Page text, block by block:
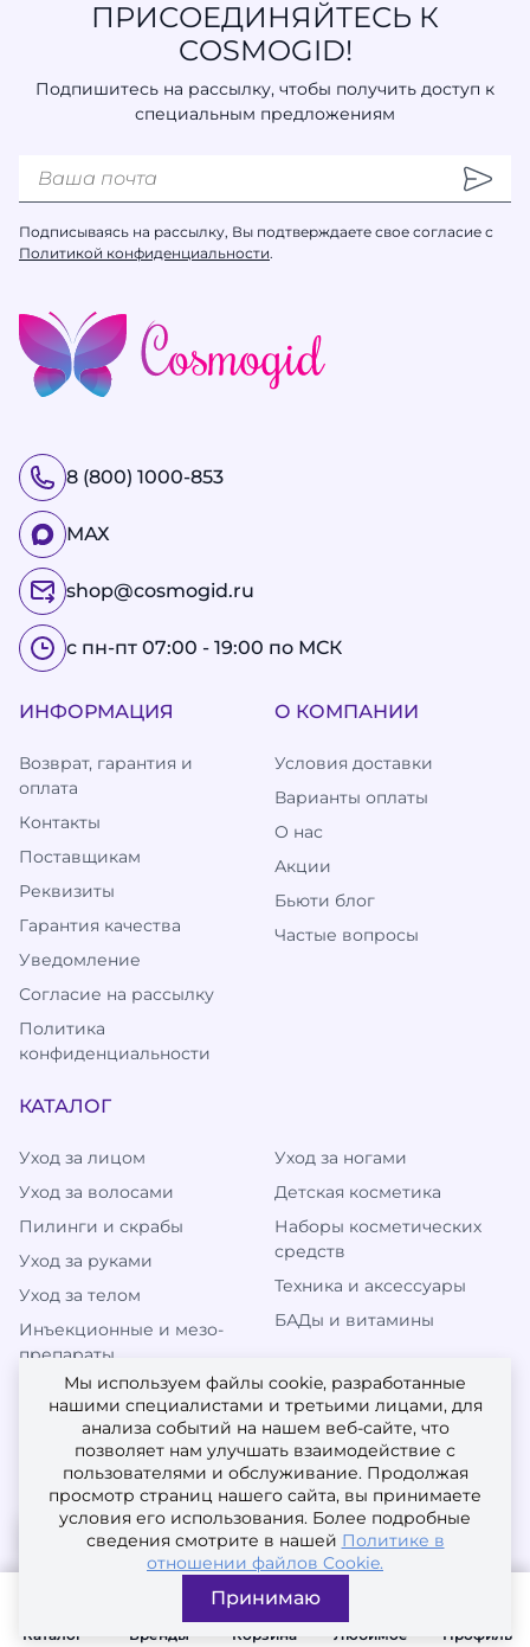
ПРИСОЕДИНЯЙТЕСЬ К
COSMOGID!
Подпишитесь на рассылку, чтобы получить доступ к
специальным предложениям
Подписываясь на рассылку, Вы подтверждаете свое согласие с
Политикой конфиденциальности.
8 (800) 1000-853
МАХ
shop@cosmogid.ru
с пн-пт 07:00 - 19:00 по МСК
ИНФОРМАЦИЯ
Возврат, гарантия и
оплата
Контакты
Поставщикам
Реквизиты
Гарантия качества
Уведомление
Согласие на рассылку
Политика
конфиденциальности
КАТАЛОГ
Уход за лицом
Уход за волосами
Пилинги и скрабы
Уход за руками
Уход за телом
Инъекционные и мезо-
препараты
Уход за ногами
Детская косметика
Наборы косметических
средств
Техника и аксессуары
БАДы и витамины
О КОМПАНИИ
Условия доставки
Варианты оплаты
О нас
Акции
Бьюти блог
Частые вопросы
МЫ В СОЦИАЛЬНЫХ СЕТЯХ
Каталог Бренды Корзина Любимое Профиль
Мы используем файлы cookie, разработанные
нашими специалистами и третьими лицами, для
анализа событий на нашем веб-сайте, что
позволяет нам улучшать взаимодействие с
пользователями и обслуживание. Продолжая
просмотр страниц нашего сайта, вы принимаете
условия его использования. Более подробные
сведения смотрите в нашей Политике в
отношении файлов Cookie.
Принимаю